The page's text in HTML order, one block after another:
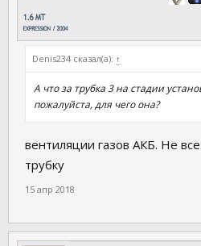
Denis234 сказал(а): ↑
А что за трубка 3 на стадии
пожалуйста, для чего она?
вентиляции газов АКБ. Не
трубку
15 апр 2018